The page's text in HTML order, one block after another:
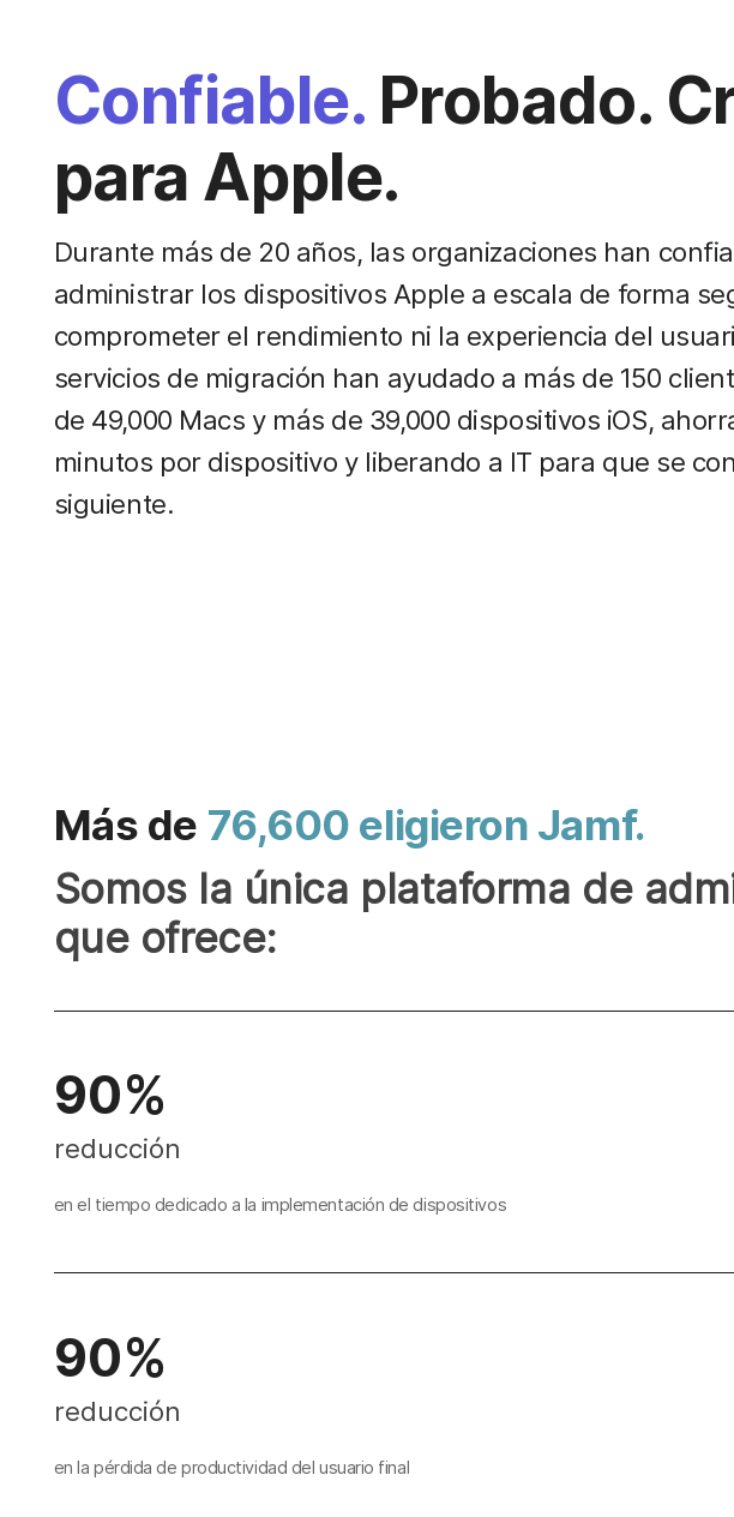
Confiable. Probado.
para Apple.
Durante más de 20 años, las organizaciones han
administrar los dispositivos Apple a escala de forma
comprometer el rendimiento ni la experiencia del
servicios de migración han ayudado a más de 150
de 49,000 Macs y más de 39,000 dispositivos iOS,
minutos por dispositivo y liberando a IT para que se
siguiente.
Más de 76,600 eligieron Jamf.
Somos la única plataforma de
que ofrece:
90%
reducción
en el tiempo dedicado a la implementación de dispositivos
90%
reducción
en la pérdida de productividad del usuario final